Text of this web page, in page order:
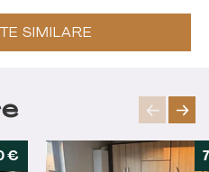
SIMILARE
€